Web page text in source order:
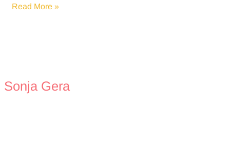
Bibelverse
Read More »
Sonja Gera